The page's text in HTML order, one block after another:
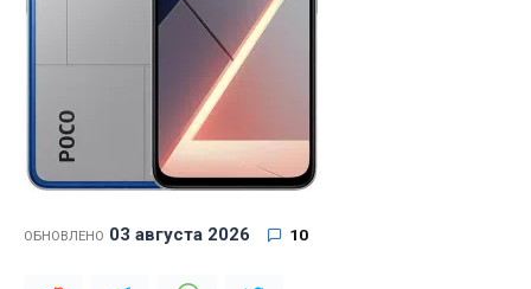
ОБНОВЛЕНО 03 августа 2026 10